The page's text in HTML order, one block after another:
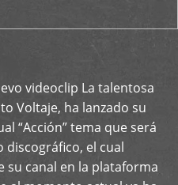
videoclip La talentosa
Voltaje, ha lanzado su
“Acción” tema que será
el cual
su canal en la plataforma